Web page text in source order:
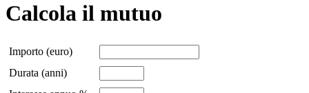
Calcola il mutuo
Importo (euro)
Durata (anni)